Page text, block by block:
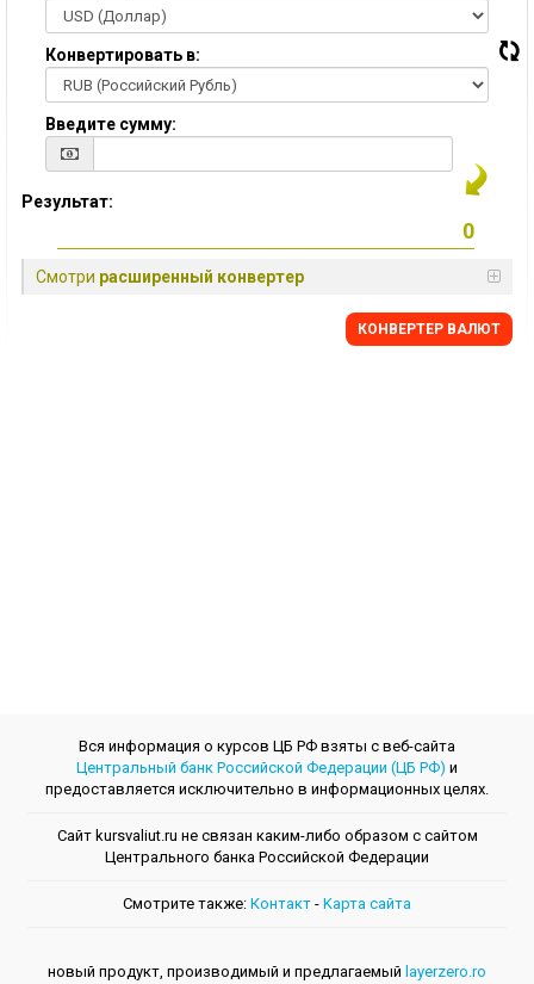
Конвертировать в:
Введите сумму:
Результат:
Смотри расширенный конвертер
КОНВЕРТЕР ВАЛЮТ
Вся информация о курсов ЦБ РФ взяты с веб-сайта
Центральный банк Российской Федерации (ЦБ РФ) и
предоставляется исключительно в информационных целях.
Сайт kursvaliut.ru не связан каким-либо образом с сайтом
Центрального банкa Российской Федерации
Смотрите также: Контакт - Kарта сайта
новый продукт, производимый и предлагаемый layerzero.ro